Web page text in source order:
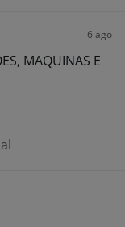
6 ago
MAQUINAS E